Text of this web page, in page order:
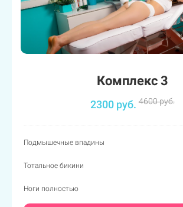
Комплекс 3
2300 руб. 4600 руб.
Подмышечные впадины
Тотальное бикини
Ноги полностью